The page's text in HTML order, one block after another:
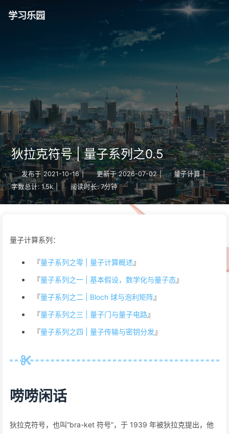
学习乐园
狄拉克符号 | 量子系列之0.5
发布于 2021-10-16 | 更新于 2026-07-02 | 量子计算 |
字数总计: 1.5k 阅读时长: 7分钟
量子计算系列：
『量子系列之零 | 量子计算概述』
『量子系列之一 | 基本假设，数学化与量子态』
『量子系列之二 | Bloch 球与泡利矩阵』
『量子系列之三 | 量子门与量子电路』
『量子系列之四 | 量子传输与密钥分发 』
唠唠闲话
狄拉克符号，也叫“bra-ket 符号”，于 1939 年被狄拉克提出，他